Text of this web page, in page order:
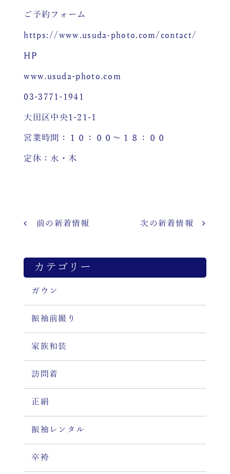
ご予約フォーム
https://www.usuda-photo.com/contact/
HP
www.usuda-photo.com
03-3771-1941
大田区中央1-21-1
営業時間：１０：００～１８：００
定休：水・木
前の新着情報 次の新着情報
カテゴリー
ガウン
振袖前撮り
家族和装
訪問着
正絹
振袖レンタル
卒袴